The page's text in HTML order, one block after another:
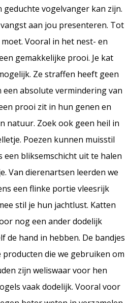
vogelvanger kan zijn.
aan jou presenteren. Tot
Vooral in het nest- en
gemakkelijke prooi. Je kat
Ze straffen heeft geen
absolute vermindering van
prooi zit in hun genen en
natuur. Zoek ook geen heil in
Poezen kunnen muisstil
een bliksemschicht uit te halen
Van dierenartsen leerden we
een flinke portie vleesrijk
stil je hun jachtlust. Katten
nog een ander dodelijk
de hand in hebben. De bandjes
producten die we gebruiken om
zijn weliswaar voor hen
vaak dodelijk. Vooral voor